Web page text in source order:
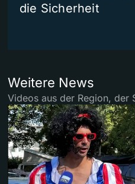
die Sicherheit
Weitere News
Videos aus der Region, der